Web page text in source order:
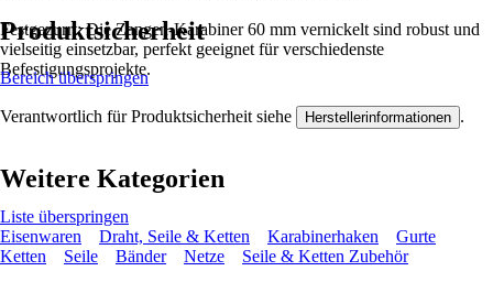
Festgezurrt: Die Zangen-Karabiner 60 mm vernickelt sind robust und
vielseitig einsetzbar, perfekt geeignet für verschiedenste
Befestigungsprojekte.
Produktsicherheit
Bereich überspringen
Verantwortlich für Produktsicherheit siehe Herstellerinformationen .
Weitere Kategorien
Liste überspringen
Eisenwaren
Draht, Seile & Ketten Karabinerhaken
Gurte
Ketten
Seile Bänder Netze Seile & Ketten Zubehör